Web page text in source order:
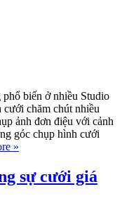
biến ở nhiều Studio
chăm chút nhiều
ảnh đơn điệu với cảnh
góc chụp hình cưới
»
sự cưới giá